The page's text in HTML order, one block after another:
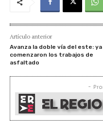
Artículo anterior
Avanza la doble vía del este: ya
comenzaron los trabajos de
asfaltado
-